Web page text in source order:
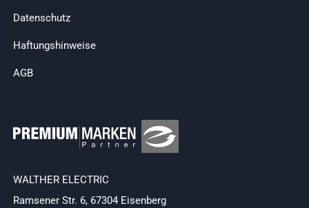
Datenschutz
Haftungshinweise
AGB
WALTHER ELECTRIC
Ramsener Str. 6, 67304 Eisenberg